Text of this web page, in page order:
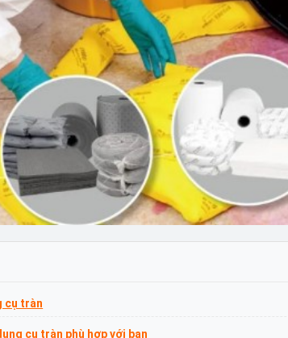
cụ tràn
cụ tràn phù hợp với bạn